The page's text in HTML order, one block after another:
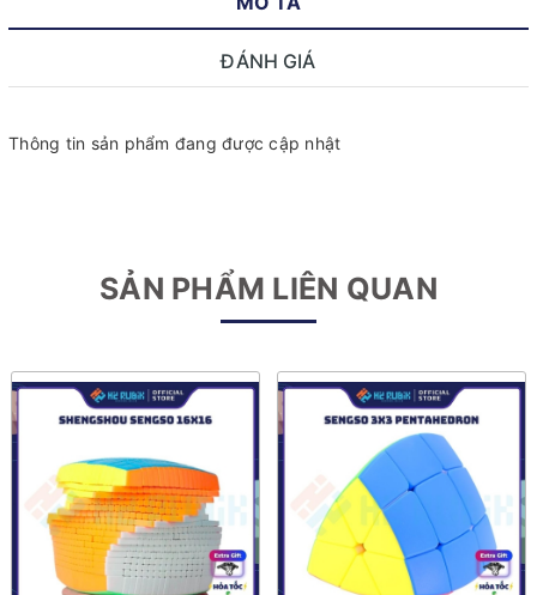
ĐÁNH GIÁ
Thông tin sản phẩm đang được cập nhật
SẢN PHẨM LIÊN QUAN